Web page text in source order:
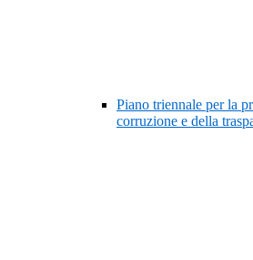
Piano triennale per la
corruzione e della